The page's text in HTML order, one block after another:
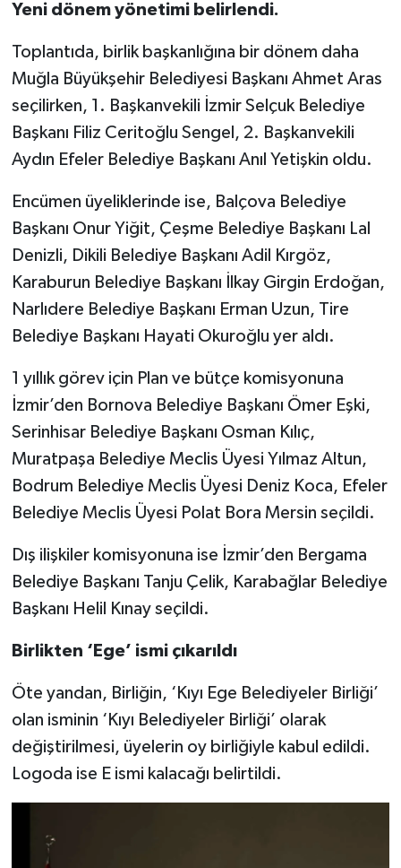
Yeni dönem yönetimi belirlendi.
Toplantıda, birlik başkanlığına bir dönem daha
Muğla Büyükşehir Belediyesi Başkanı Ahmet Aras
seçilirken, 1. Başkanvekili İzmir Selçuk Belediye
Başkanı Filiz Ceritoğlu Sengel, 2. Başkanvekili
Aydın Efeler Belediye Başkanı Anıl Yetişkin oldu.
Encümen üyeliklerinde ise, Balçova Belediye
Başkanı Onur Yiğit, Çeşme Belediye Başkanı Lal
Denizli, Dikili Belediye Başkanı Adil Kırgöz,
Karaburun Belediye Başkanı İlkay Girgin Erdoğan,
Narlıdere Belediye Başkanı Erman Uzun, Tire
Belediye Başkanı Hayati Okuroğlu yer aldı.
1 yıllık görev için Plan ve bütçe komisyonuna
İzmir’den Bornova Belediye Başkanı Ömer Eşki,
Serinhisar Belediye Başkanı Osman Kılıç,
Muratpaşa Belediye Meclis Üyesi Yılmaz Altun,
Bodrum Belediye Meclis Üyesi Deniz Koca, Efeler
Belediye Meclis Üyesi Polat Bora Mersin seçildi.
Dış ilişkiler komisyonuna ise İzmir’den Bergama
Belediye Başkanı Tanju Çelik, Karabağlar Belediye
Başkanı Helil Kınay seçildi.
Birlikten ‘Ege’ ismi çıkarıldı
Öte yandan, Birliğin, ‘Kıyı Ege Belediyeler Birliği’
olan isminin ‘Kıyı Belediyeler Birliği’ olarak
değiştirilmesi, üyelerin oy birliğiyle kabul edildi.
Logoda ise E ismi kalacağı belirtildi.